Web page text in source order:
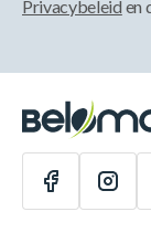
Privacybeleid en